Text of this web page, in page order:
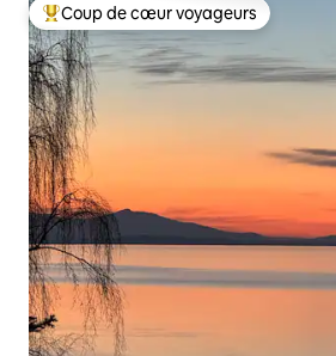
Coups de cœur voyageurs les plus
Coup de cœur voyageurs